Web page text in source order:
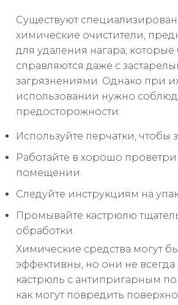
Существуют
химические очистители,
для удаления нагара, которые
справляются даже с
загрязнениями. Однако при
использовании нужно
предосторожности:
Используйте перчатки, чтобы
Работайте в хорошо
помещении.
Следуйте инструкциям на
Промывайте кастрюлю
обработки.
Химические средства могут
эффективны, но они не всегда
кастрюль с антипригарным
как могут повредить